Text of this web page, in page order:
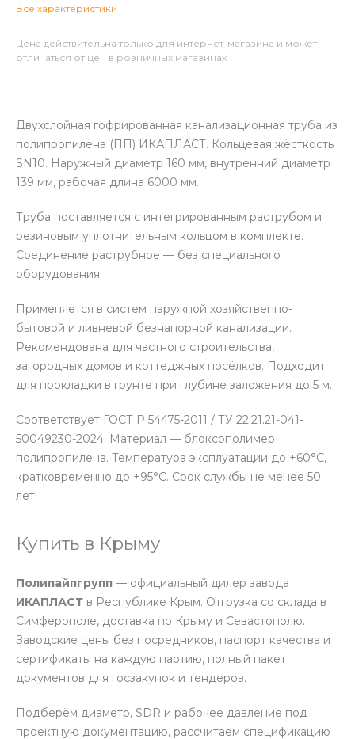
Все характеристики
Цена действительна только для интернет-магазина и может
отличаться от цен в розничных магазинах
Двухслойная гофрированная канализационная труба из
полипропилена (ПП) ИКАПЛАСТ. Кольцевая жёсткость
SN10. Наружный диаметр 160 мм, внутренний диаметр
139 мм, рабочая длина 6000 мм.
Труба поставляется с интегрированным раструбом и
резиновым уплотнительным кольцом в комплекте.
Соединение раструбное — без специального
оборудования.
Применяется в систем наружной хозяйственно-
бытовой и ливневой безнапорной канализации.
Рекомендована для частного строительства,
загородных домов и коттеджных посёлков. Подходит
для прокладки в грунте при глубине заложения до 5 м.
Соответствует ГОСТ Р 54475-2011 / ТУ 22.21.21-041-
50049230-2024. Материал — блоксополимер
полипропилена. Температура эксплуатации до +60°С,
кратковременно до +95°С. Срок службы не менее 50
лет.
Купить в Крыму
Полипайпгрупп — официальный дилер завода
ИКАПЛАСТ в Республике Крым. Отгрузка со склада в
Симферополе, доставка по Крыму и Севастополю.
Заводские цены без посредников, паспорт качества и
сертификаты на каждую партию, полный пакет
документов для госзакупок и тендеров.
Подберём диаметр, SDR и рабочее давление под
проектную документацию, рассчитаем спецификацию